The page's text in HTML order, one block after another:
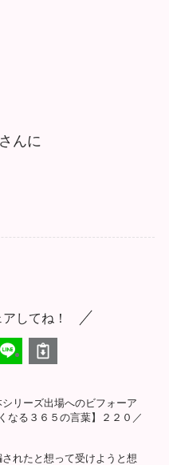
んに
してね！
リーズ出場へのビフォーア
なる３６５の言葉】２２０／
れたと想って受けようと想